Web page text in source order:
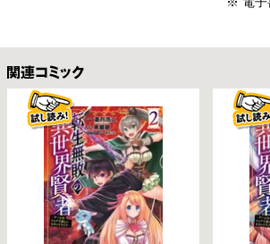
関連コミックス